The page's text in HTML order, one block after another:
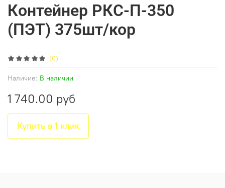
(0)
Наличие: В наличии
Контейнер РКС-П-350
(ПЭТ) 375шт/кор
1 740.00 руб
Купить в 1 клик